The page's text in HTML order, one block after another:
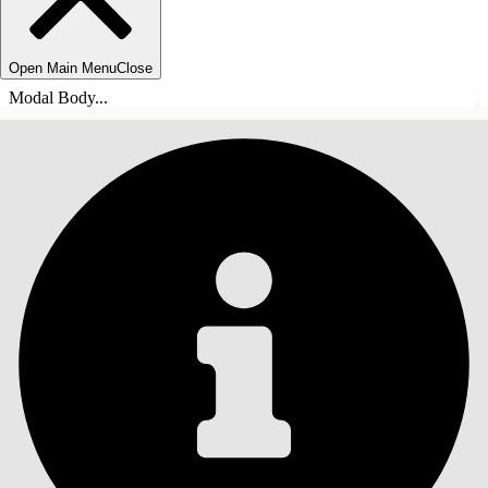
Open Main MenuClose
Modal Body...
SISÄLLYSLUETTELO